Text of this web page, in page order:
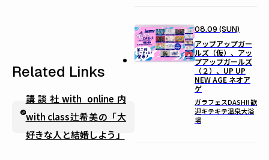
Related Links
講談社with online内
with class辻希美の「大
好きな人と結婚しよう」
08.09 (SUN)
アップアップガー
ルズ（仮）、アッ
プアップガールズ
（２）、UP UP
NEW AGE ネオア
ゲ
ガラフェスDASH!! 歓
迎キテキテ温泉大浴
場